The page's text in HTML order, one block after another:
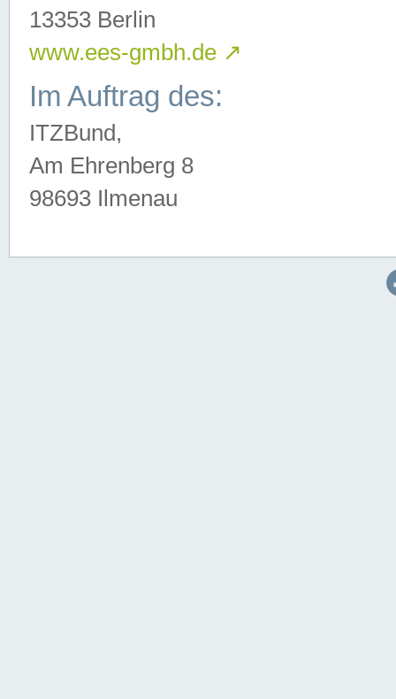
13353 Berlin
www.ees-gmbh.de ↗
Im Auftrag des:
ITZBund,
Am Ehrenberg 8
98693 Ilmenau